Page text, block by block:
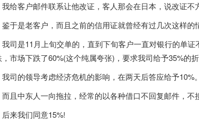
客户邮件联系让他改证，客人那会在日本，说改证不
是老客户，而且之前的信用证就曾经有过几次这样的
是11月上旬交单的，直到下旬客户一直对银行的单证
，市场下跌了60%(这个纯属夸张)，要求我司给予35%的
的领导考虑经济危机的影响，在两天后答应给予10%
中东人一向拖拉，经常的以各种借口不回复邮件，不
我们同意15%!